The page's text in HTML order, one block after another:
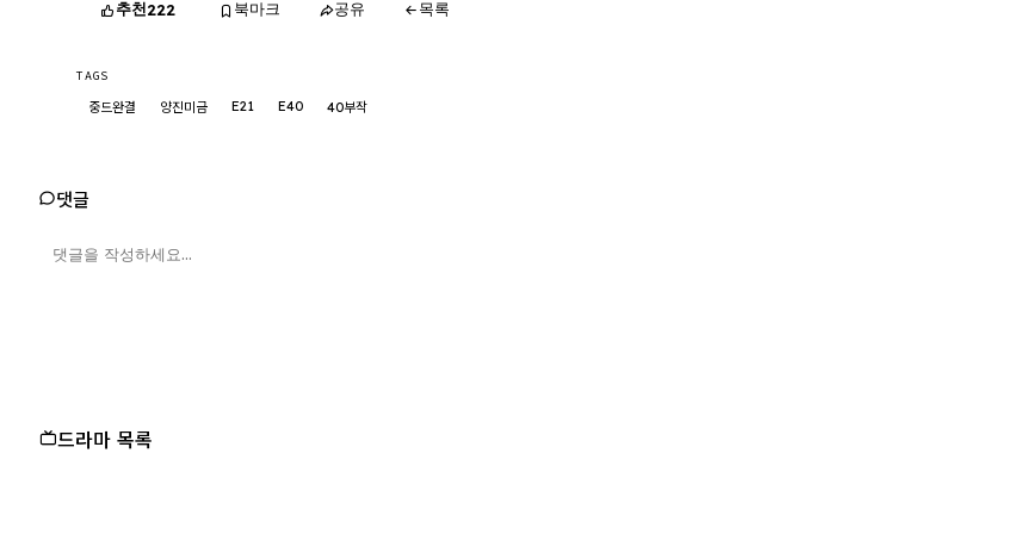
추천222 북마크 공유 목록
TAGS
중드완결 양진미금 E21 E40 40부작
댓글
드라마 목록